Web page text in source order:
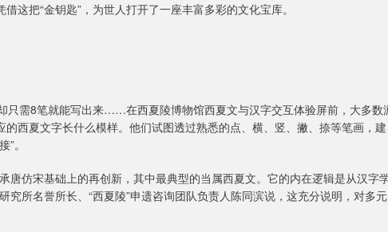
这把“金钥匙”，为世人打开了一座丰富多彩的文化宝库。
只需8笔就能写出来……在西夏陵博物馆西夏文与汉字交互体验屏前，大多数
西夏文字长什么模样。他们试图透过熟悉的点、横、竖、撇、捺等笔画，建
。
唐仿宋基础上的再创新，其中最典型的当属西夏文。它的内在逻辑是从汉字
究所名誉所长、“西夏陵”申遗咨询团队负责人陈同滨说，这充分说明，对多元